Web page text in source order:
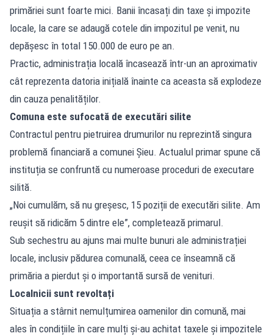
primăriei sunt foarte mici. Banii încasați din taxe și impozite
locale, la care se adaugă cotele din impozitul pe venit, nu
depășesc în total 150.000 de euro pe an.
Practic, administrația locală încasează într-un an aproximativ
cât reprezenta datoria inițială înainte ca aceasta să explodeze
din cauza penalităților.
Comuna este sufocată de executări silite
Contractul pentru pietruirea drumurilor nu reprezintă singura
problemă financiară a comunei Șieu. Actualul primar spune că
instituția se confruntă cu numeroase proceduri de executare
silită.
„Noi cumulăm, să nu greșesc, 15 poziții de executări silite. Am
reușit să ridicăm 5 dintre ele”, completează primarul.
Sub sechestru au ajuns mai multe bunuri ale administrației
locale, inclusiv pădurea comunală, ceea ce înseamnă că
primăria a pierdut și o importantă sursă de venituri.
Localnicii sunt revoltați
Situația a stârnit nemulțumirea oamenilor din comună, mai
ales în condițiile în care mulți și-au achitat taxele și impozitele